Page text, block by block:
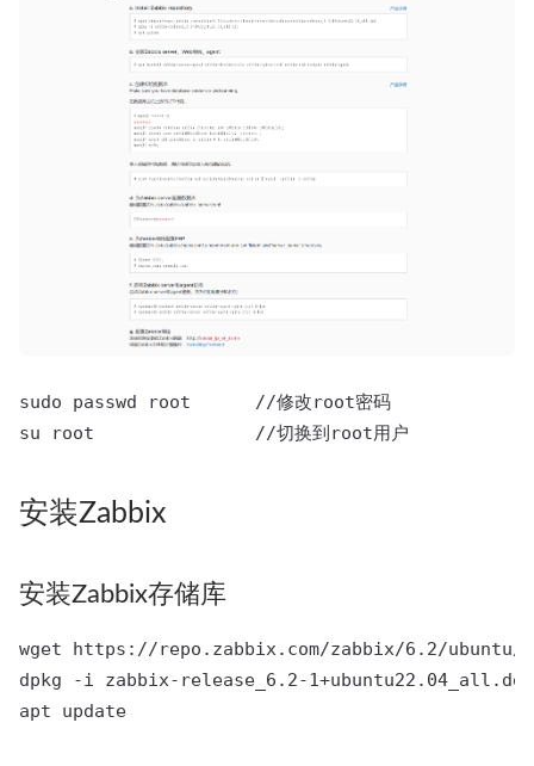
sudo passwd root      //修改root密码
安装Zabbix
安装Zabbix存储库
wget https://repo.zabbix.com/zabbix/6.2/ubuntu/
dpkg -i zabbix-release_6.2-1+ubuntu22.04_all.deb